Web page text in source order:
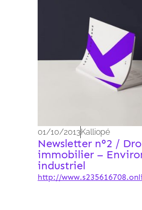
01/10/2013Kalliopé
Newsletter n°2 /
immobilier –
industriel
http://